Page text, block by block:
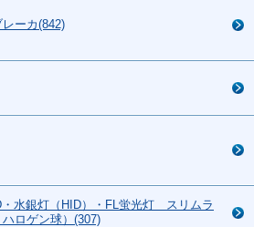
ーカ(842)
水銀灯（HID）・FL蛍光灯 スリムラ
ロゲン球）(307)